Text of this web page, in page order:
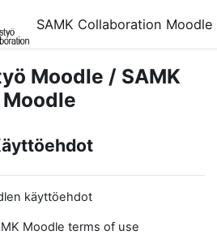
SAMK Collaboration Moodle
Moodle / SAMK
käyttöehdot
Moodle terms of use